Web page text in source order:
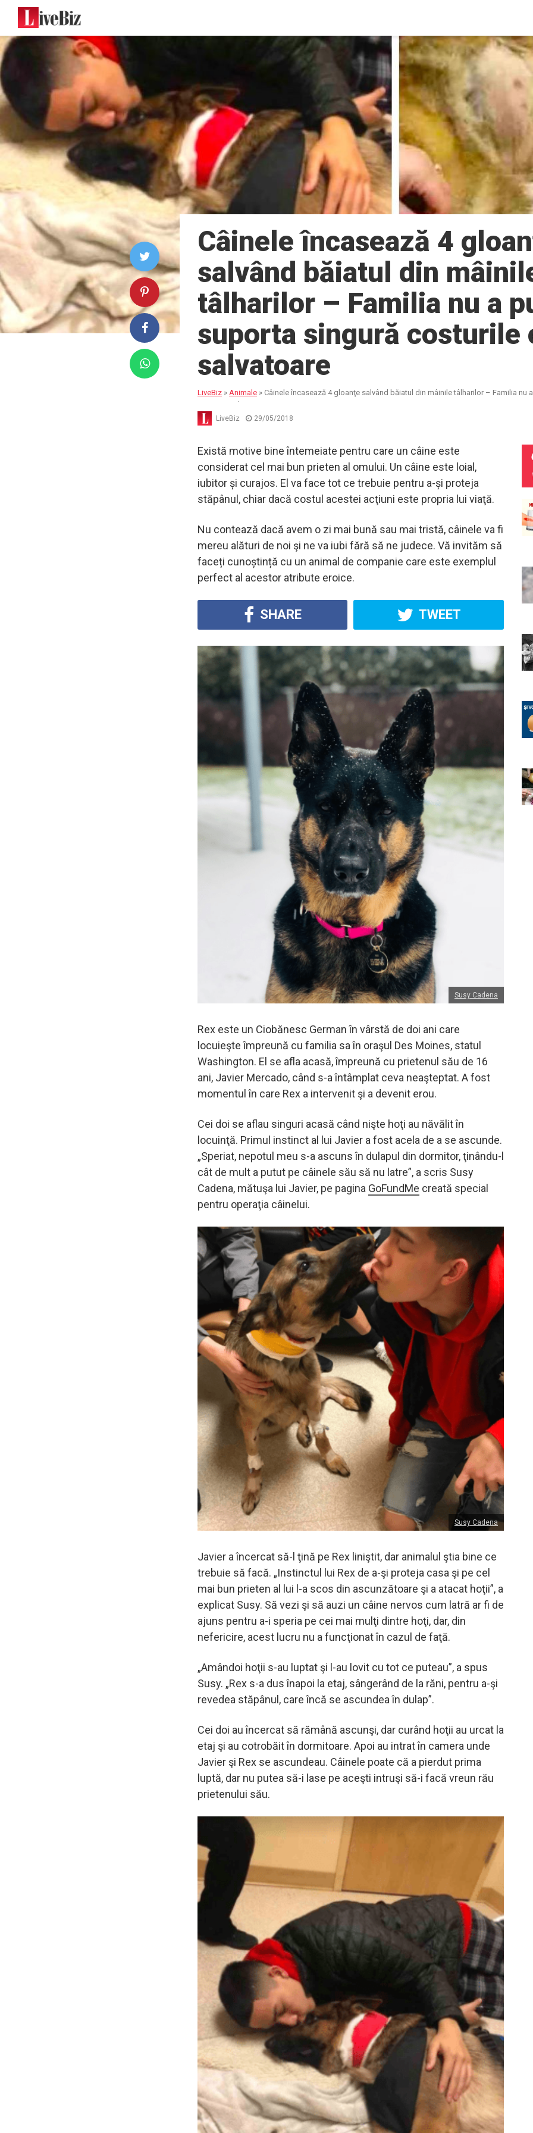
Câinele încasează 4
salvând băiatul din
tâlharilor – Familia nu a
suporta singură costurile
salvatoare
LiveBiz » Animale » Câinele încasează 4 gloanţe salvând băiatul din mâinile tâlharilor – Familia nu
operaţiei salvatoare
LiveBiz 29/05/2018
Există motive bine întemeiate pentru care un câine este
considerat cel mai bun prieten al omului. Un câine este loial,
iubitor și curajos. El va face tot ce trebuie pentru a-și proteja
stăpânul, chiar dacă costul acestei acţiuni este propria lui viaţă.
Nu contează dacă avem o zi mai bună sau mai tristă, câinele va fi
mereu alături de noi şi ne va iubi fără să ne judece. Vă invităm să
faceți cunoștință cu un animal de companie care este exemplul
perfect al acestor atribute eroice.
SHARE TWEET
Susy Cadena
Rex este un Ciobănesc German în vârstă de doi ani care
locuieşte împreună cu familia sa în oraşul Des Moines, statul
Washington. El se afla acasă, împreună cu prietenul său de 16
ani, Javier Mercado, când s-a întâmplat ceva neaşteptat. A fost
momentul în care Rex a intervenit şi a devenit erou.
Cei doi se aflau singuri acasă când nişte hoţi au năvălit în
locuinţă. Primul instinct al lui Javier a fost acela de a se ascunde.
„Speriat, nepotul meu s-a ascuns în dulapul din dormitor, ţinându-l
cât de mult a putut pe câinele său să nu latre”, a scris Susy
Cadena, mătuşa lui Javier, pe pagina GoFundMe creată special
pentru operaţia câinelui.
Susy Cadena
Javier a încercat să-l ţină pe Rex liniştit, dar animalul ştia bine ce
trebuie să facă. „Instinctul lui Rex de a-şi proteja casa şi pe cel
mai bun prieten al lui l-a scos din ascunzătoare şi a atacat hoţii”, a
explicat Susy. Să vezi şi să auzi un câine nervos cum latră ar fi de
ajuns pentru a-i speria pe cei mai mulţi dintre hoţi, dar, din
nefericire, acest lucru nu a funcţionat în cazul de faţă.
„Amândoi hoţii s-au luptat şi l-au lovit cu tot ce puteau”, a spus
Susy. „Rex s-a dus înapoi la etaj, sângerând de la răni, pentru a-şi
revedea stăpânul, care încă se ascundea în dulap”.
Cei doi au încercat să rămână ascunşi, dar curând hoţii au urcat la
etaj şi au cotrobăit în dormitoare. Apoi au intrat în camera unde
Javier şi Rex se ascundeau. Câinele poate că a pierdut prima
luptă, dar nu putea să-i lase pe aceşti intruşi să-i facă vreun rău
prietenului său.